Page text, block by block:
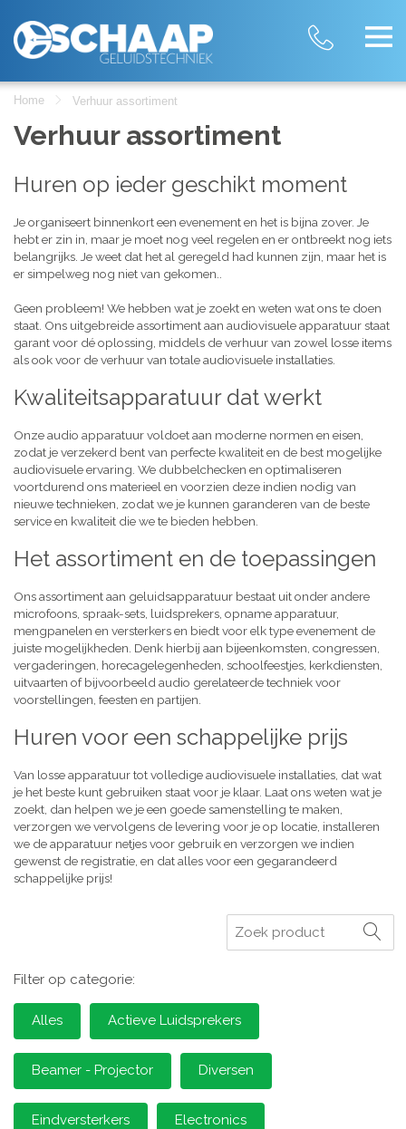
Home Verhuur assortiment
Verhuur assortiment
Huren op ieder geschikt moment
Je organiseert binnenkort een evenement en het is bijna zover. Je
hebt er zin in, maar je moet nog veel regelen en er ontbreekt nog iets
belangrijks. Je weet dat het al geregeld had kunnen zijn, maar het is
er simpelweg nog niet van gekomen..
Geen probleem! We hebben wat je zoekt en weten wat ons te doen
staat. Ons uitgebreide assortiment aan audiovisuele apparatuur staat
garant voor dé oplossing, middels de verhuur van zowel losse items
als ook voor de verhuur van totale audiovisuele installaties.
Kwaliteitsapparatuur dat werkt
Onze audio apparatuur voldoet aan moderne normen en eisen,
zodat je verzekerd bent van perfecte kwaliteit en de best mogelijke
audiovisuele ervaring. We dubbelchecken en optimaliseren
voortdurend ons materieel en voorzien deze indien nodig van
nieuwe technieken, zodat we je kunnen garanderen van de beste
service en kwaliteit die we te bieden hebben.
Het assortiment en de toepassingen
Ons assortiment aan geluidsapparatuur bestaat uit onder andere
microfoons, spraak-sets, luidsprekers, opname apparatuur,
mengpanelen en versterkers en biedt voor elk type evenement de
juiste mogelijkheden. Denk hierbij aan bijeenkomsten, congressen,
vergaderingen, horecagelegenheden, schoolfeestjes, kerkdiensten,
uitvaarten of bijvoorbeeld audio gerelateerde techniek voor
voorstellingen, feesten en partijen.
Huren voor een schappelijke prijs
Van losse apparatuur tot volledige audiovisuele installaties, dat wat
je het beste kunt gebruiken staat voor je klaar. Laat ons weten wat je
zoekt, dan helpen we je een goede samenstelling te maken,
verzorgen we vervolgens de levering voor je op locatie, installeren
we de apparatuur netjes voor gebruik en verzorgen we indien
gewenst de registratie, en dat alles voor een gegarandeerd
schappelijke prijs!
Zoeken
Filter op categorie:
Alles Actieve Luidsprekers
Beamer - Projector Diversen
Eindversterkers Electronics